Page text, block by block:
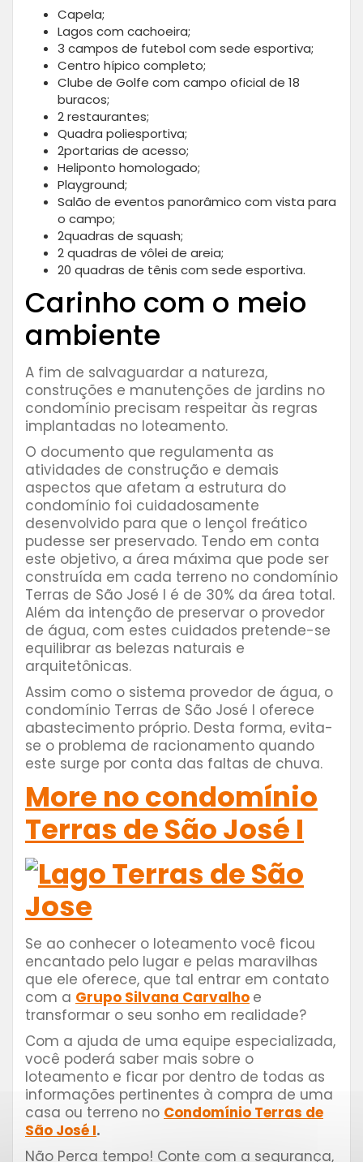
Capela;
Lagos com cachoeira;
3 campos de futebol com sede esportiva;
Centro hípico completo;
Clube de Golfe com campo oficial de 18
buracos;
2 restaurantes;
Quadra poliesportiva;
2portarias de acesso;
Heliponto homologado;
Playground;
Salão de eventos panorâmico com vista para
o campo;
2quadras de squash;
2 quadras de vôlei de areia;
20 quadras de tênis com sede esportiva.
Carinho com o meio
ambiente
A fim de salvaguardar a natureza,
construções e manutenções de jardins no
condomínio precisam respeitar às regras
implantadas no loteamento.
O documento que regulamenta as
atividades de construção e demais
aspectos que afetam a estrutura do
condomínio foi cuidadosamente
desenvolvido para que o lençol freático
pudesse ser preservado. Tendo em conta
este objetivo, a área máxima que pode ser
construída em cada terreno no condomínio
Terras de São José I é de 30% da área total.
Além da intenção de preservar o provedor
de água, com estes cuidados pretende-se
equilibrar as belezas naturais e
arquitetônicas.
Assim como o sistema provedor de água, o
condomínio Terras de São José I oferece
abastecimento próprio. Desta forma, evita-
se o problema de racionamento quando
este surge por conta das faltas de chuva.
More no condomínio
Terras de São José I
Se ao conhecer o loteamento você ficou
encantado pelo lugar e pelas maravilhas
que ele oferece, que tal entrar em contato
com a Grupo Silvana Carvalho e
transformar o seu sonho em realidade?
Com a ajuda de uma equipe especializada,
você poderá saber mais sobre o
loteamento e ficar por dentro de todas as
informações pertinentes à compra de uma
casa ou terreno no Condomínio Terras de
São José I.
Não Perca tempo! Conte com a segurança,